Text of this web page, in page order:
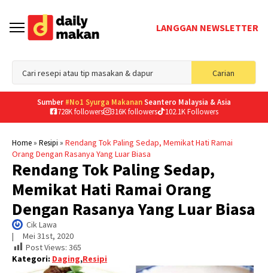
LANGGAN NEWSLETTER
Carian
for:
Sumber #No1 Syurga MakananSeantero Malaysia & Asia
728K followers
316K followers 102.1K Followers
Home» Resipi » Rendang Tok Paling Sedap, Memikat Hati Ramai
Orang Dengan Rasanya Yang Luar Biasa
Rendang Tok Paling Sedap,
Memikat Hati Ramai Orang
Dengan Rasanya Yang Luar Biasa
Cik Lawa
| Mei 31st, 2020
Post Views: 365
Kategori: Daging,Resipi